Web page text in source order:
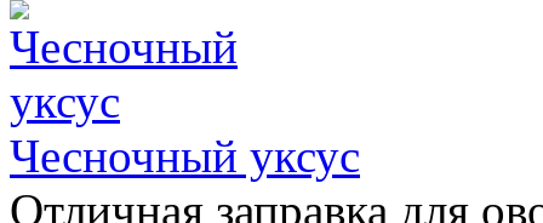
Чесночный уксус
Отличная заправка для